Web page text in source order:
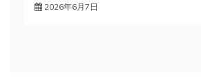
2026年6月7日